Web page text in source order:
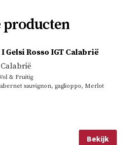
producten
Gelsi Rosso IGT Calabrië
Calabrië
& Fruitig
sauvignon, gaglioppo, Merlot
Bekijk